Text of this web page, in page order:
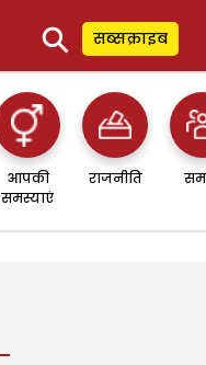
⚲ सब्सक्राइब
आपकी
समस्याएं
राजनीति